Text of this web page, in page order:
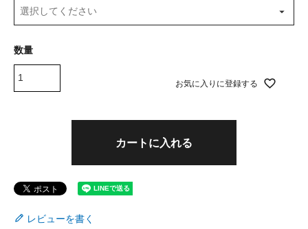
必
お気に入りに登録する
カートに入れる
レビューを書く